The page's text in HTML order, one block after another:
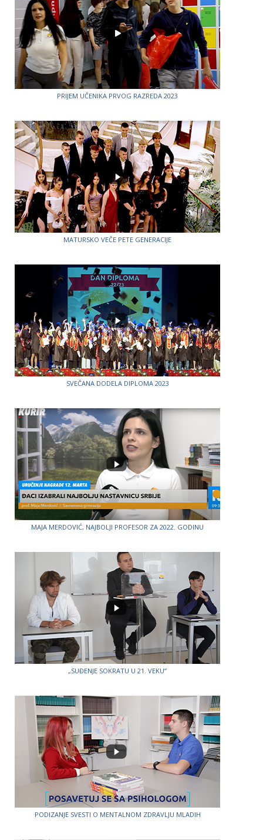
PRIJEM UČENIKA PRVOG RAZREDA 2023
MATURSKO VEČE PETE GENERACIJE
SVEČANA DODELA DIPLOMA 2023
MAJA MERDOVIĆ, NAJBOLJI PROFESOR ZA 2022. GODINU
„SUĐENJE SOKRATU U 21. VEKU”
PODIZANJE SVESTI O MENTALNOM ZDRAVLJU MLADIH